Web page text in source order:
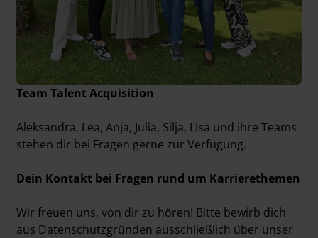
Team Talent Acquisition
Aleksandra, Lea, Anja, Julia, Silja, Lisa und ihre Teams
stehen dir bei Fragen gerne zur Verfügung.
Dein Kontakt bei Fragen rund um Karrierethemen
Wir freuen uns, von dir zu hören! Bitte bewirb dich
aus Datenschutzgründen ausschließlich über unser